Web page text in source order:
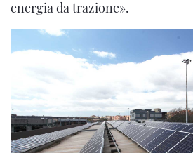
energia da trazione».